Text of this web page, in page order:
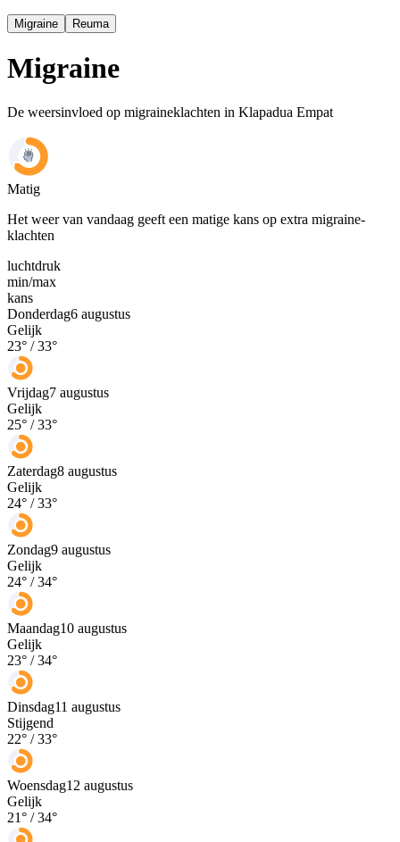
Migraine Reuma
Migraine
De weersinvloed op migraineklachten in Klapadua Empat
Matig
Het weer van vandaag geeft een matige kans op extra migraine-
klachten
luchtdruk
min/max
kans
Donderdag6 augustus
Gelijk
23° /33°
Vrijdag7 augustus
Gelijk
25° /33°
Zaterdag8 augustus
Gelijk
24° /33°
Zondag9 augustus
Gelijk
24° /34°
Maandag10 augustus
Gelijk
23° /34°
Dinsdag11 augustus
Stijgend
22° /33°
Woensdag12 augustus
Gelijk
21° /34°